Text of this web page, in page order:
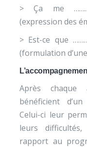
> Ça me
(expression des
> Est-ce que
(formulation
Après chaque
bénéficient
Celui-ci leur
leurs
rapport au